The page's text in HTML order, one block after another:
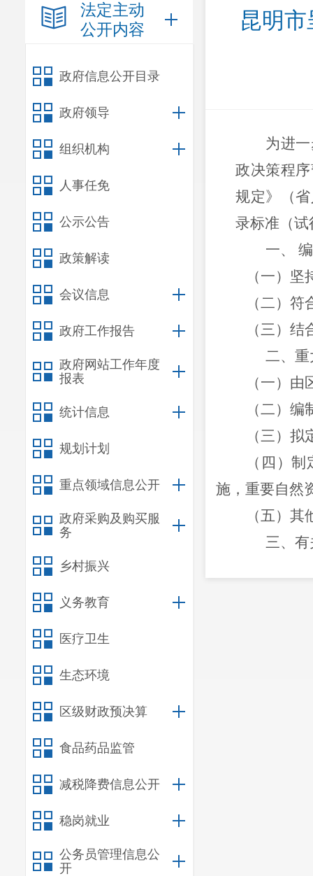
法定主动
公开内容
政府信息公开目录
政府领导
组织机构
人事任免
公示公告
政策解读
会议信息
政府工作报告
政府网站工作年度
报表
统计信息
规划计划
重点领域信息公开
政府采购及购买服
务
乡村振兴
义务教育
医疗卫生
生态环境
区级财政预决算
食品药品监管
减税降费信息公开
稳岗就业
公务员管理信息公
开
昆明
为进
政决策程
规定》（
录标准（
一、
（一）
（二）
（三）
二、
（一）由
（二）编
（三）拟
（ 四 ）制
施 ， 重要自然
（五）其
三、